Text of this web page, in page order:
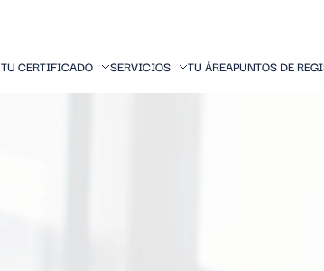
TU CERTIFICADO SERVICIOS TU ÁREAPUNTOS DE